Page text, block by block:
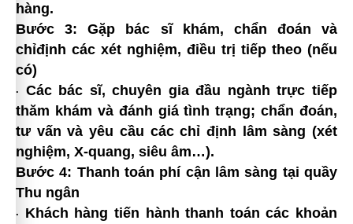
hàng.
Bước 3: Gặp bác sĩ khám, chẩn đoán và
chỉđịnh các xét nghiệm, điều trị tiếp theo (nếu
có)
·
Các bác sĩ, chuyên gia đầu ngành trực tiếp
thăm khám và đánh giá tình trạng; chẩn đoán,
tư vấn và yêu cầu các chỉ định lâm sàng (xét
nghiệm, X-quang, siêu âm…).
Bước 4: Thanh toán phí cận lâm sàng tại quầy
Thu ngân
·
Khách hàng tiến hành thanh toán các khoản